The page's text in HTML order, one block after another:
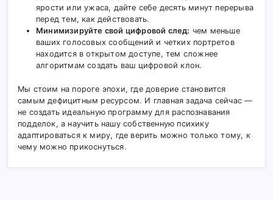
ярости или ужаса, дайте себе десять минут перерыва
перед тем, как действовать.
Минимизируйте свой цифровой след: чем меньше
ваших голосовых сообщений и четких портретов
находится в открытом доступе, тем сложнее
алгоритмам создать ваш цифровой клон.
Мы стоим на пороге эпохи, где доверие становится
самым дефицитным ресурсом. И главная задача сейчас —
не создать идеальную программу для распознавания
подделок, а научить нашу собственную психику
адаптироваться к миру, где верить можно только тому, к
чему можно прикоснуться.